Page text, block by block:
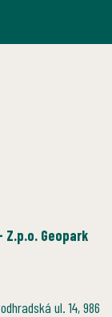
Geopark
ul. 14, 986